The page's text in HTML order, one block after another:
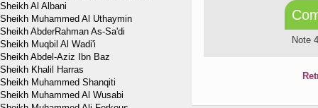
Note
Sheikh Al Albani
Sheikh Muhammed Al Uthaymin
Sheikh AbderRahman As-Sa'di
Sheikh Muqbil Al Wadi'i
Sheikh Abdel-Aziz Ibn Baz
Sheikh Khalil Harras
Sheikh Muhammed Shanqiti
Sheikh Muhammed Al Wusabi